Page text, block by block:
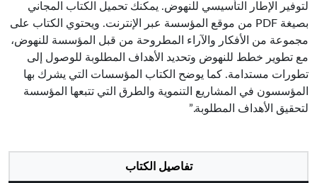
لتوفير الإطار التأسيسي للنهوض. يمكنك تحميل الكتاب المجاني
بصيغة PDF من موقع المؤسسة عبر الإنترنت. ويحتوي الكتاب على
مجموعة من الأفكار والآراء المطروحة من قبل المؤسسة للنهوض،
مع تطوير خطط للنهوض وتحديد الأهداف المطلوبة للوصول إلى
تطورات مستدامة. كما يوضح الكتاب المؤسسات التي يشرك بها
المؤسسون في المشاريع التنموية والطرق التي تتبعها المؤسسة
لتحقيق الأهداف المطلوبة.”
تفاصيل الكتاب